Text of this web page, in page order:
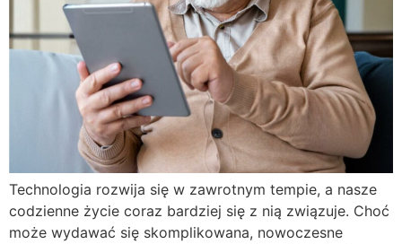
Technologia rozwija się w zawrotnym tempie, a nasze
codzienne życie coraz bardziej się z nią związuje. Choć
może wydawać się skomplikowana, nowoczesne